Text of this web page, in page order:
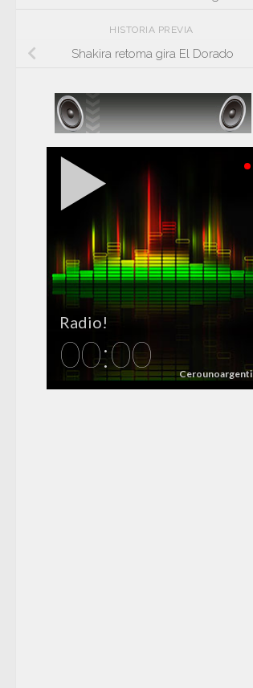
HISTORIA PREVIA
Shakira retoma gira El Dorado